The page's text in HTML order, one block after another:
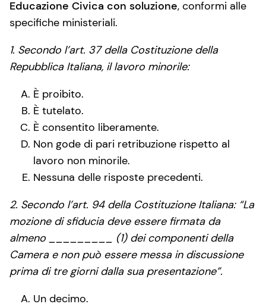
Educazione Civica con soluzione, conformi alle
specifiche ministeriali.
1. Secondo l’art. 37 della Costituzione della
Repubblica Italiana, il lavoro minorile:
È proibito.
È tutelato.
È consentito liberamente.
Non gode di pari retribuzione rispetto al
lavoro non minorile.
Nessuna delle risposte precedenti.
2. Secondo l’art. 94 della Costituzione Italiana: “La
mozione di sfiducia deve essere firmata da
almeno _________ (1) dei componenti della
Camera e non può essere messa in discussione
prima di tre giorni dalla sua presentazione”.
Un decimo.